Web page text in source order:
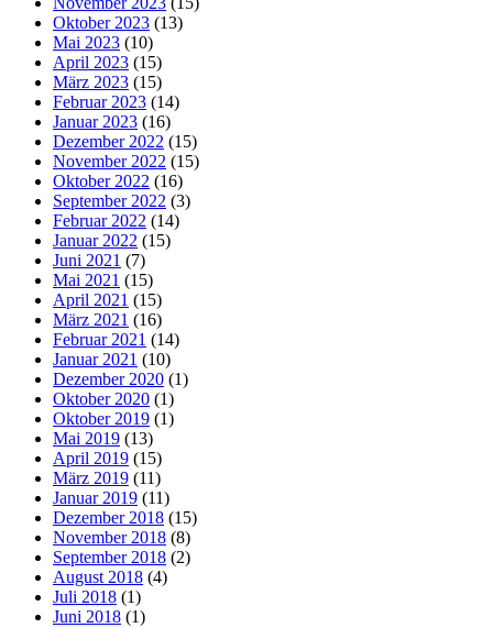
Oktober 2023 (13)
Mai 2023 (10)
April 2023 (15)
März 2023 (15)
Februar 2023 (14)
Januar 2023 (16)
Dezember 2022 (15)
November 2022 (15)
Oktober 2022 (16)
September 2022 (3)
Februar 2022 (14)
Januar 2022 (15)
Juni 2021 (7)
Mai 2021 (15)
April 2021 (15)
März 2021 (16)
Februar 2021 (14)
Januar 2021 (10)
Dezember 2020 (1)
Oktober 2020 (1)
Oktober 2019 (1)
Mai 2019 (13)
April 2019 (15)
März 2019 (11)
Januar 2019 (11)
Dezember 2018 (15)
November 2018 (8)
September 2018 (2)
August 2018 (4)
Juli 2018 (1)
Juni 2018 (1)